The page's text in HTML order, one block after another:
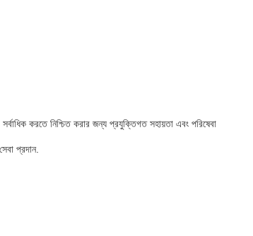
করতে নিশ্চিত করার জন্য প্রযুক্তিগত সহায়তা এবং পরিষেবা
প্রদান.